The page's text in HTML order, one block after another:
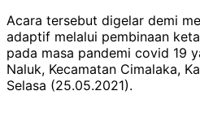
Acara tersebut digelar demi
adaptif melalui pembinaan
pada masa pandemi covid 19
Naluk, Kecamatan Cimalaka,
Selasa (25.05.2021).